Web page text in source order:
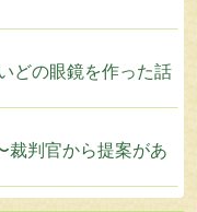
どの眼鏡を作った話
裁判官から提案があ